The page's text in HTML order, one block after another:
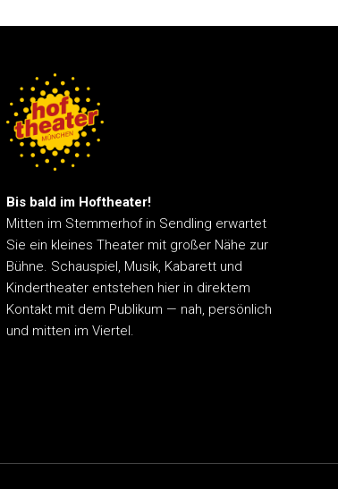
Bis bald im Hoftheater!
Mitten im Stemmerhof in Sendling erwartet
Sie ein kleines Theater mit großer Nähe zur
Bühne. Schauspiel, Musik, Kabarett und
Kindertheater entstehen hier in direktem
Kontakt mit dem Publikum — nah, persönlich
und mitten im Viertel.